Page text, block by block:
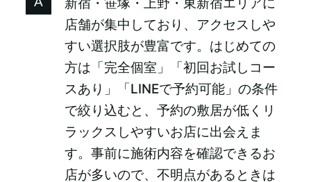
店舗が集中しており、アクセスしや
すい選択肢が豊富です。はじめての
方は「完全個室」「初回お試しコー
スあり」「LINEで予約可能」の条件
で絞り込むと、予約の敷居が低くリ
ラックスしやすいお店に出会えま
す。事前に施術内容を確認できるお
店が多いので、不明点があるときは